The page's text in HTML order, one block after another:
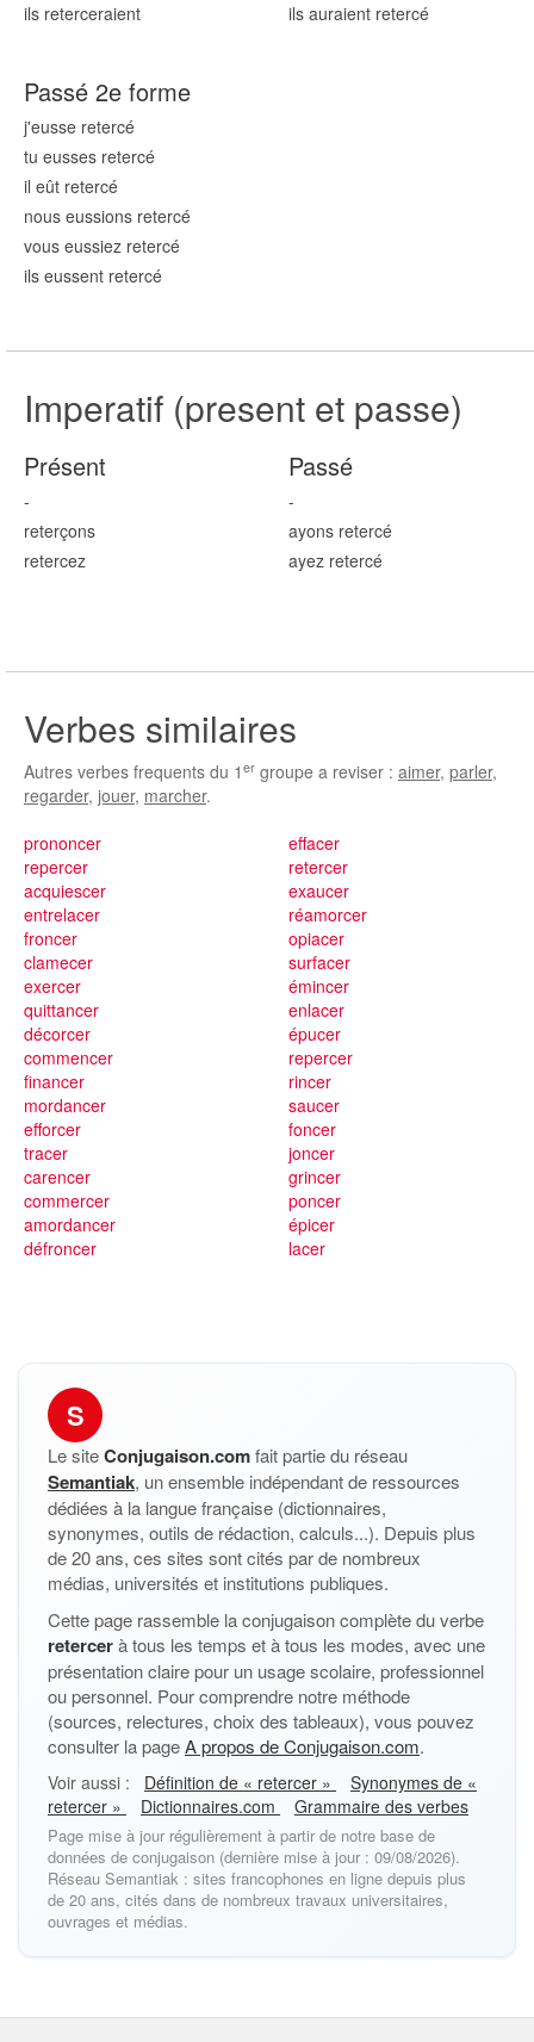
ils reterceraient
ils auraient retercé
Passé 2e forme
j'eusse retercé
tu eusses retercé
il eût retercé
nous eussions retercé
vous eussiez retercé
ils eussent retercé
Imperatif (present et passe)
Présent
-
reterçons
retercez
Passé
-
ayons retercé
ayez retercé
Verbes similaires
Autres verbes frequents du 1 er groupe a reviser : aimer, parler,
regarder, jouer, marcher.
prononcer
repercer
acquiescer
entrelacer
froncer
clamecer
exercer
quittancer
décorcer
effacer
retercer
exaucer
réamorcer
opiacer
surfacer
émincer
enlacer
épucer
commencer
financer
mordancer
efforcer
tracer
carencer
commercer
amordancer
défroncer
repercer
rincer
saucer
foncer
joncer
grincer
poncer
épicer
lacer
S
Le siteConjugaison.comfait partie du réseau
Semantiak, un ensemble indépendant de ressources
dédiées à la langue française (dictionnaires,
synonymes, outils de rédaction, calculs...). Depuis plus
de 20 ans, ces sites sont cités par de nombreux
médias, universités et institutions publiques.
Cette page rassemble la conjugaison complète du verbe
retercerà tous les temps et à tous les modes, avec une
présentation claire pour un usage scolaire, professionnel
ou personnel. Pour comprendre notre méthode
(sources, relectures, choix des tableaux), vous pouvez
consulter la pageA propos de Conjugaison.com.
Voir aussi : Définition de « retercer »
Synonymes de «
retercer »
Dictionnaires.com Grammaire des verbes
Page mise à jour régulièrement à partir de notre base de
données de conjugaison (dernière mise à jour : 09/08/2026).
Réseau Semantiak : sites francophones en ligne depuis plus
de 20 ans, cités dans de nombreux travaux universitaires,
ouvrages et médias.